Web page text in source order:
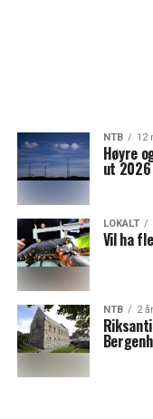
NTB 12
Høyre
ut 2026
LOKALT
Vil ha
NTB 2